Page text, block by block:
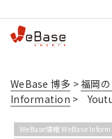
WeBase 博多 >福岡
Information >
WeBase情報 WeBase